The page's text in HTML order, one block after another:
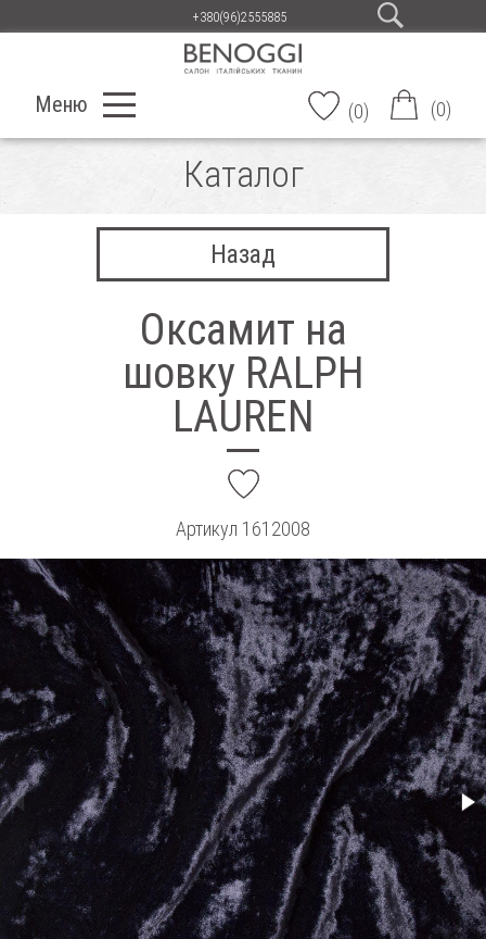
+380(96)2555885
Меню (0) (0)
Каталог
Назад
Оксамит на
шовку RALPH
LAUREN
Артикул 1612008